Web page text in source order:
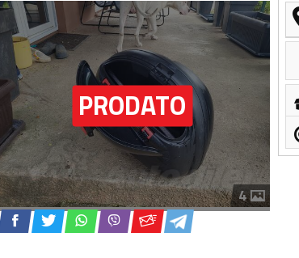
4